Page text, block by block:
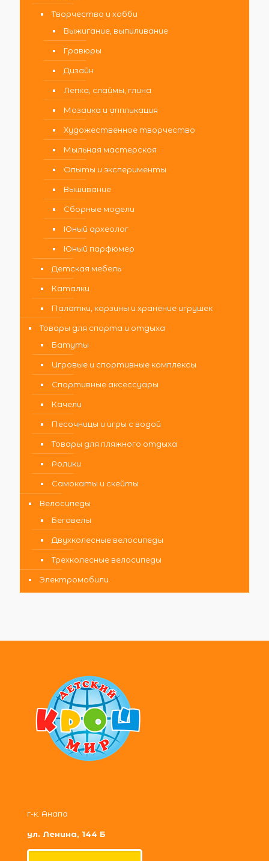
Творчество и хобби
Выжигание, выпиливание
Гравюры
Дизайн
Лепка, слаймы, глина
Мозаика и аппликация
Художественное творчество
Мыльная мастерская
Опыты и эксперименты
Вышивание
Сборные модели
Юный археолог
Юный парфюмер
Детская мебель
Каталки
Палатки, корзины и хранение игрушек
Товары для спорта и отдыха
Батуты
Игровые и спортивные комплексы
Спортивные аксессуары
Качели
Песочницы и игры с водой
Товары для пляжного отдыха
Ролики
Самокаты и скейты
Велосипеды
Беговелы
Двухколесные велосипеды
Трехколесные велосипеды
Электромобили
г-к. Анапа
ул. Ленина, 144 Б